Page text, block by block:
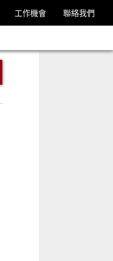
工作機會 聯絡我們